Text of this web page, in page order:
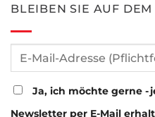
BLEIBEN SIE AUF
Ja, ich möchte gerne -
Newsletter per E-Mail